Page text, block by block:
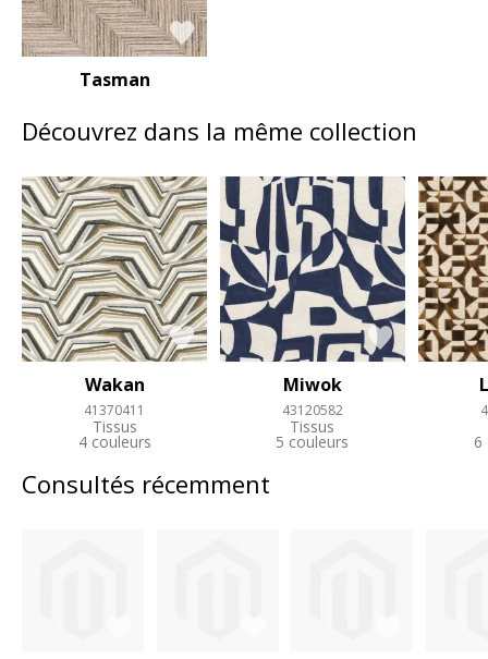
Tasman
Découvrez dans la même collection
Wakan
41370411
Tissus
4 couleurs
Miwok
43120582
Tissus
5 couleurs 6
Consultés récemment